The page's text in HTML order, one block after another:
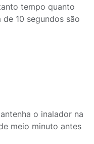
tempo quanto
10 segundos são
o inalador na
meio minuto antes